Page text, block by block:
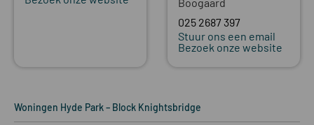
Boogaard
025 2687 397
Stuur ons een email
Bezoek onze website
Woningen Hyde Park – Block Knightsbridge